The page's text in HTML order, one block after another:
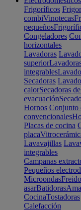
Frigoríficos
combiVinotecas
pequeños
Congeladores
horizontales
Lavadoras
superior
integrables
Secadoras
calorSecadoras
evacuación
Hornos Conjunto
convencionales
Placas de cocina
placa
Lavavajillas
integrables
Campanas
Pequeños
Microondas
asarBatidoras
CocinaTostadoras
Calefacción